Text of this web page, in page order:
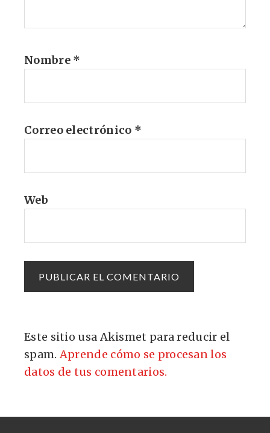
Nombre *
Correo electrónico *
Web
Este sitio usa Akismet para reducir el
spam.Aprende cómo se procesan los
datos de tus comentarios.